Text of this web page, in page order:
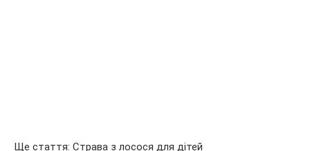
Ще стаття: Страва з лосося для дітей